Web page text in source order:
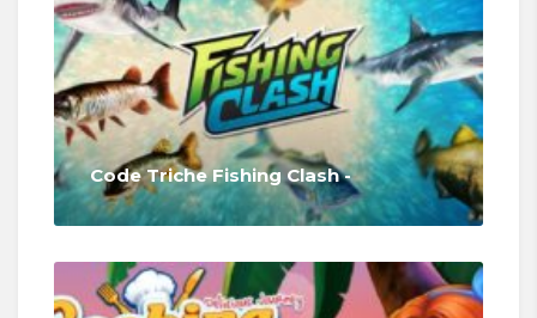
Code Triche Fishing Clash -